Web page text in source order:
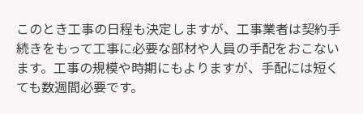
このとき工事の日程も決定しますが、工事業者は契約手
続きをもって工事に必要な部材や人員の手配をおこない
ます。工事の規模や時期にもよりますが、手配には短く
ても数週間必要です。